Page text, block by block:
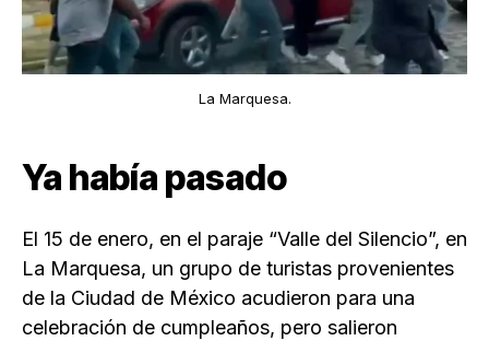
La Marquesa.
Ya había pasado
El 15 de enero, en el paraje “Valle del Silencio”, en
La Marquesa, un grupo de turistas provenientes
de la Ciudad de México acudieron para una
celebración de cumpleaños, pero salieron